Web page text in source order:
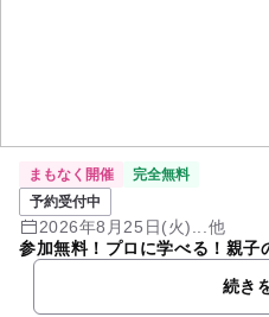
まもなく開催
完全無料
予約受付中
2026年8月25日(火)...他
参加無料！プロに学べる！親子
続き